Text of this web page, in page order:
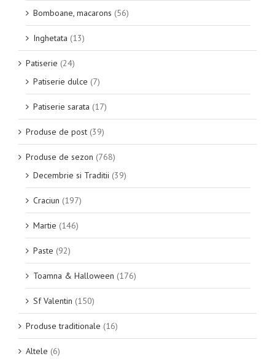
Bomboane, macarons (56)
Inghetata (13)
Patiserie (24)
Patiserie dulce (7)
Patiserie sarata (17)
Produse de post (39)
Produse de sezon (768)
Decembrie si Traditii (39)
Craciun (197)
Martie (146)
Paste (92)
Toamna & Halloween (176)
Sf Valentin (150)
Produse traditionale (16)
Altele (6)